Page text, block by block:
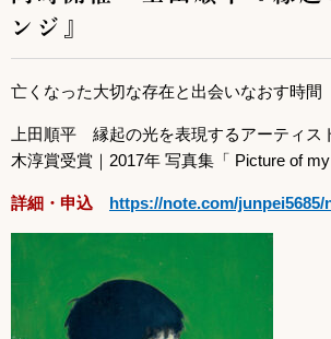
ンジ』
亡くなった大切な存在と出会いなおす時間
上田順平 縁起の光を表現するアーティス
木淳賞受賞｜2017年 写真集「 Picture of
詳細・申込 https://note.com/junpei5685/